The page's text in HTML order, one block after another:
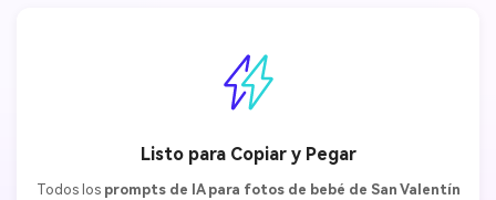
Listo para Copiar y Pegar
Todos los prompts de IA para fotos de bebé de San Valentín